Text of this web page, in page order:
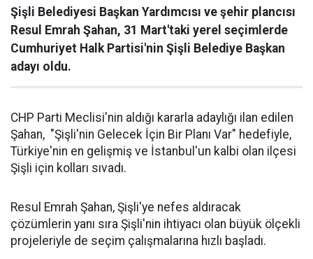
Şişli Belediyesi Başkan Yardımcısı ve şehir plancısı
Resul Emrah Şahan, 31 Mart'taki yerel seçimlerde
Cumhuriyet Halk Partisi'nin Şişli Belediye Başkan
adayı oldu.
CHP Parti Meclisi'nin aldığı kararla adaylığı ilan edilen
Şahan, "Şişli'nin Gelecek İçin Bir Planı Var" hedefiyle,
Türkiye'nin en gelişmiş ve İstanbul'un kalbi olan ilçesi
Şişli için kolları sıvadı.
Resul Emrah Şahan, Şişli'ye nefes aldıracak
çözümlerin yanı sıra Şişli'nin ihtiyacı olan büyük ölçekli
projeleriyle de seçim çalışmalarına hızlı başladı.